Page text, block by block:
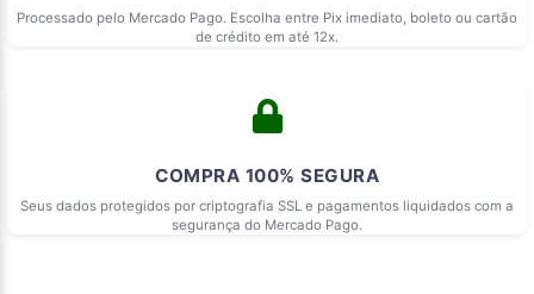
Processado pelo Mercado Pago. Escolha entre Pix imediato, boleto ou cartão
de crédito em até 12x.
COMPRA 100% SEGURA
Seus dados protegidos por criptografia SSL e pagamentos liquidados com a
segurança do Mercado Pago.